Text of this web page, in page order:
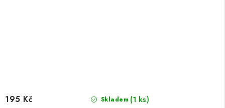
Skladem (1 ks)
195 Kč